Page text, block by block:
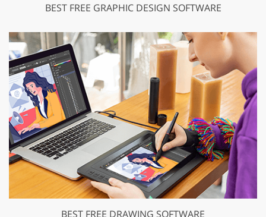
BEST FREE GRAPHIC DESIGN SOFTWARE
BEST FREE DRAWING SOFTWARE